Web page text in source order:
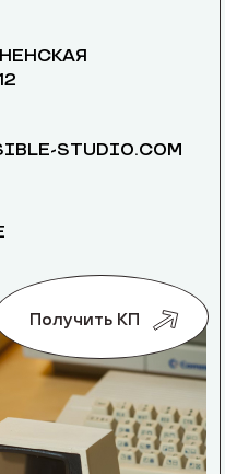
STUDIO.COM
Получить КП